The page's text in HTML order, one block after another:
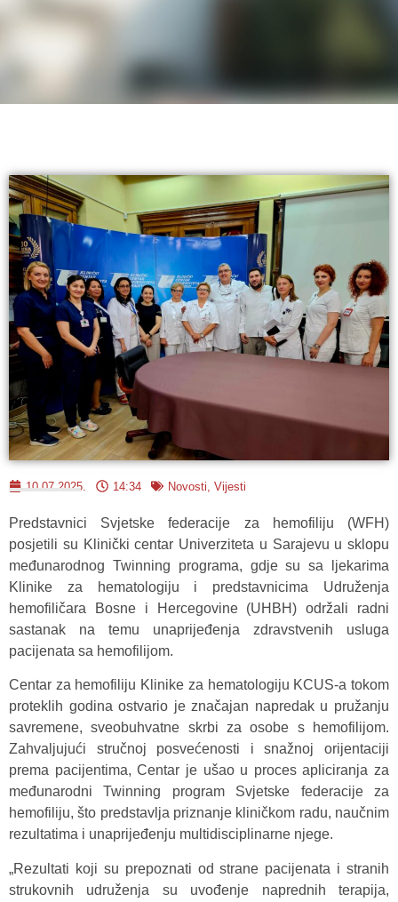
10.07.2025. 14:34 Novosti Vijesti
Predstavnici Svjetske federacije za hemofiliju (WFH)
posjetili su Klinički centar Univerziteta u Sarajevu u sklopu
međunarodnog Twinning programa, gdje su sa ljekarima
Klinike za hematologiju i predstavnicima Udruženja
hemofiličara Bosne i Hercegovine (UHBH) održali radni
sastanak na temu unaprijeđenja zdravstvenih usluga
pacijenata sa hemofilijom.
Centar za hemofiliju Klinike za hematologiju KCUS-a tokom
proteklih godina ostvario je značajan napredak u pružanju
savremene, sveobuhvatne skrbi za osobe s hemofilijom.
Zahvaljujući stručnoj posvećenosti i snažnoj orijentaciji
prema pacijentima, Centar je ušao u proces apliciranja za
međunarodni Twinning program Svjetske federacije za
hemofiliju, što predstavlja priznanje kliničkom radu, naučnim
rezultatima i unaprijeđenju multidisciplinarne njege.
„Rezultati koji su prepoznati od strane pacijenata i stranih
strukovnih udruženja su uvođenje naprednih terapija,